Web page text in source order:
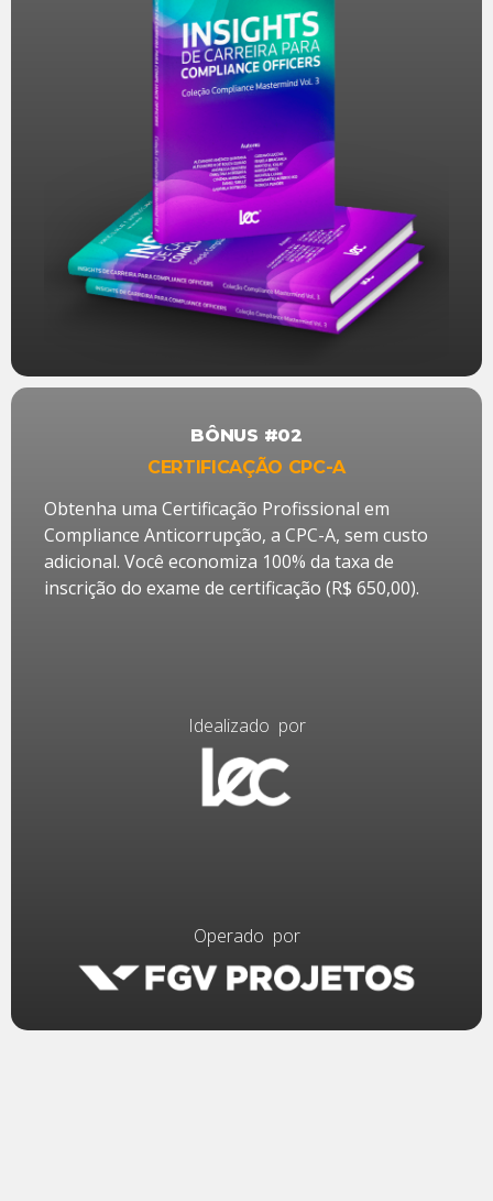
BÔNUS #02
CERTIFICAÇÃO CPC-A
Obtenha uma Certificação Profissional em
Compliance Anticorrupção, a CPC-A, sem custo
adicional. Você economiza 100% da taxa de
inscrição do exame de certificação (R$ 650,00).
Idealizado por
Operado por